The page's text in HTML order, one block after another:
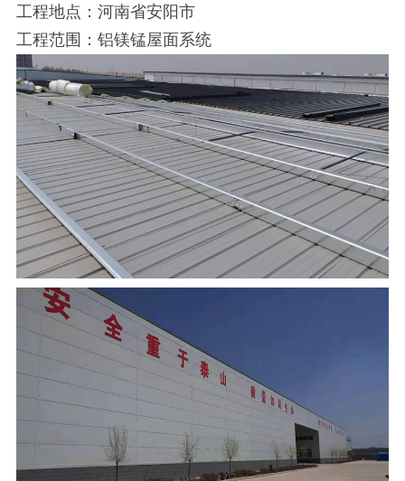
工程地点：河南省安阳市
工程范围：铝镁锰屋面系统